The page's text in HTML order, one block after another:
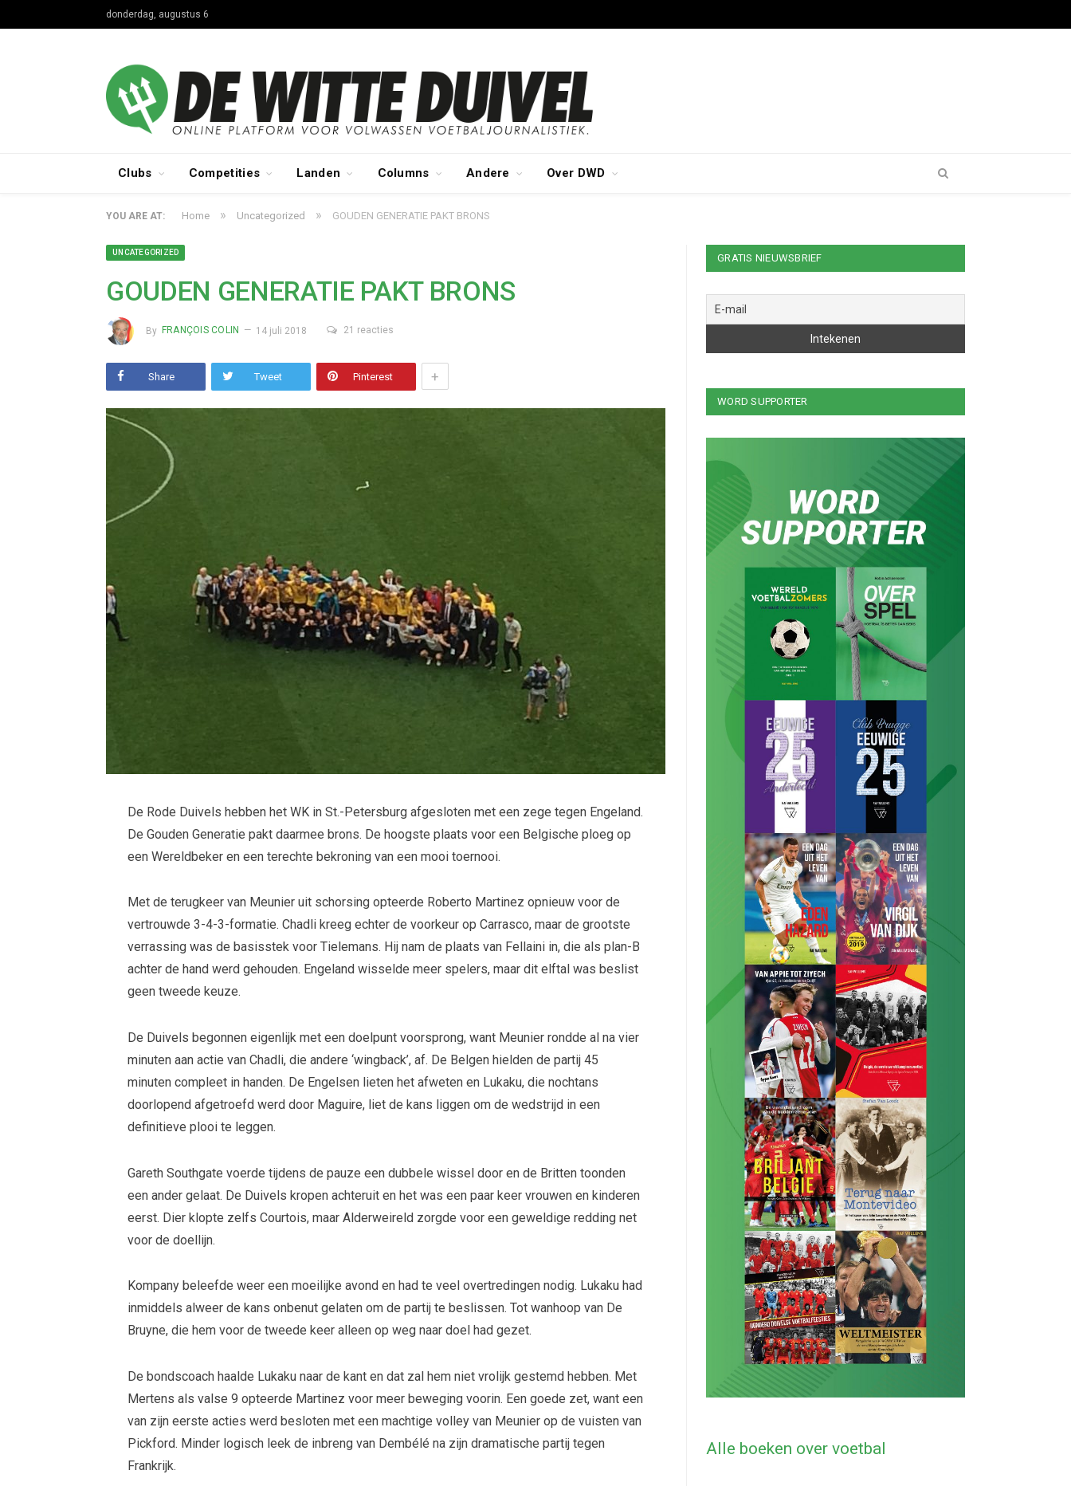
donderdag, augustus 6
Clubs Competities Landen Columns Andere Over DWD
YOU ARE AT: Home » Uncategorized » GOUDEN GENERATIE PAKT BRONS
UNCATEGORIZED
GOUDEN GENERATIE PAKT BRONS
By FRANÇOIS COLIN 14 juli 2018 21 reacties
Share Tweet Pinterest +
De Rode Duivels hebben het WK in St.-Petersburg afgesloten met een zege tegen Engeland.
De Gouden Generatie pakt daarmee brons. De hoogste plaats voor een Belgische ploeg op
een Wereldbeker en een terechte bekroning van een mooi toernooi.
Met de terugkeer van Meunier uit schorsing opteerde Roberto Martinez opnieuw voor de
vertrouwde 3-4-3-formatie. Chadli kreeg echter de voorkeur op Carrasco, maar de grootste
verrassing was de basisstek voor Tielemans. Hij nam de plaats van Fellaini in, die als plan-B
achter de hand werd gehouden. Engeland wisselde meer spelers, maar dit elftal was beslist
geen tweede keuze.
De Duivels begonnen eigenlijk met een doelpunt voorsprong, want Meunier rondde al na vier
minuten aan actie van Chadli, die andere ‘wingback’, af. De Belgen hielden de partij 45
minuten compleet in handen. De Engelsen lieten het afweten en Lukaku, die nochtans
doorlopend afgetroefd werd door Maguire, liet de kans liggen om de wedstrijd in een
definitieve plooi te leggen.
Gareth Southgate voerde tijdens de pauze een dubbele wissel door en de Britten toonden
een ander gelaat. De Duivels kropen achteruit en het was een paar keer vrouwen en kinderen
eerst. Dier klopte zelfs Courtois, maar Alderweireld zorgde voor een geweldige redding net
voor de doellijn.
Kompany beleefde weer een moeilijke avond en had te veel overtredingen nodig. Lukaku had
inmiddels alweer de kans onbenut gelaten om de partij te beslissen. Tot wanhoop van De
Bruyne, die hem voor de tweede keer alleen op weg naar doel had gezet.
De bondscoach haalde Lukaku naar de kant en dat zal hem niet vrolijk gestemd hebben. Met
Mertens als valse 9 opteerde Martinez voor meer beweging voorin. Een goede zet, want een
van zijn eerste acties werd besloten met een machtige volley van Meunier op de vuisten van
Pickford. Minder logisch leek de inbreng van Dembélé na zijn dramatische partij tegen
Frankrijk.
GRATIS NIEUWSBRIEF
WORD SUPPORTER
Alle boeken over voetbal